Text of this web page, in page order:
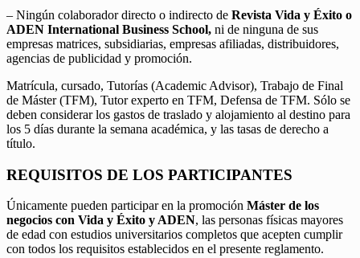
– Ningún colaborador directo o indirecto de Revista Vida y Éxito o
ADEN International Business School, ni de ninguna de sus
empresas matrices, subsidiarias, empresas afiliadas, distribuidores,
agencias de publicidad y promoción.
Matrícula, cursado, Tutorías (Academic Advisor), Trabajo de Final
de Máster (TFM), Tutor experto en TFM, Defensa de TFM. Sólo se
deben considerar los gastos de traslado y alojamiento al destino para
los 5 días durante la semana académica, y las tasas de derecho a
título.
REQUISITOS DE LOS PARTICIPANTES
Únicamente pueden participar en la promoción Máster de los
negocios con Vida y Éxito y ADEN, las personas físicas mayores
de edad con estudios universitarios completos que acepten cumplir
con todos los requisitos establecidos en el presente reglamento.